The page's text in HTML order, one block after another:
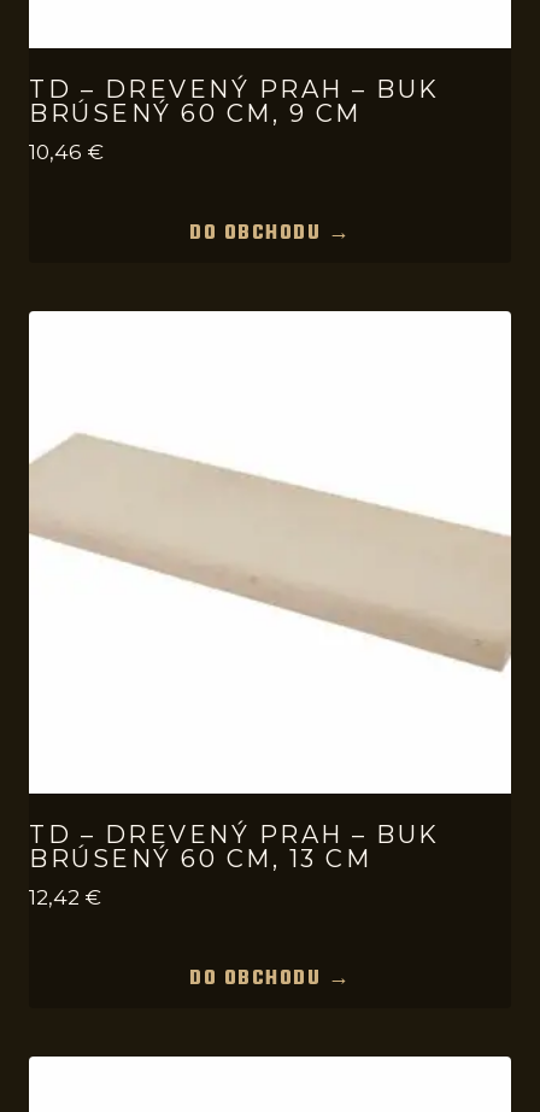
TD – DREVENÝ PRAH – BUK
BRÚSENÝ 60 CM, 9 CM
10,46 €
DO OBCHODU →
TD – DREVENÝ PRAH – BUK
BRÚSENÝ 60 CM, 13 CM
12,42 €
DO OBCHODU →